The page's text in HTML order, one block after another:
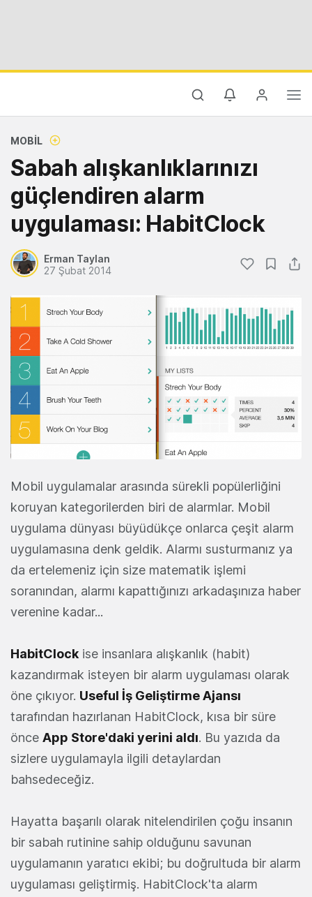
MOBIL
Sabah alışkanlıklarınızı
güçlendiren alarm
uygulaması: HabitClock
Erman Taylan
27 Şubat 2014
Mobil uygulamalar arasında sürekli popülerliğini
koruyan kategorilerden biri de alarmlar. Mobil
uygulama dünyası büyüdükçe onlarca çeşit alarm
uygulamasına denk geldik. Alarmı susturmanız ya
da ertelemeniz için size matematik işlemi
soranından, alarmı kapattığınızı arkadaşınıza haber
verenine kadar...
HabitClock ise insanlara alışkanlık (habit)
kazandırmak isteyen bir alarm uygulaması olarak
öne çıkıyor. Useful İş Geliştirme Ajansı
tarafından hazırlanan HabitClock, kısa bir süre
önce App Store'daki yerini aldı. Bu yazıda da
sizlere uygulamayla ilgili detaylardan
bahsedeceğiz.
Hayatta başarılı olarak nitelendirilen çoğu insanın
bir sabah rutinine sahip olduğunu savunan
uygulamanın yaratıcı ekibi; bu doğrultuda bir alarm
uygulaması geliştirmiş. HabitClock'ta alarm